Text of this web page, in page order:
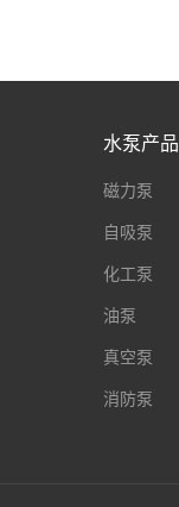
水泵产品
磁力泵
自吸泵
化工泵
油泵
真空泵
消防泵